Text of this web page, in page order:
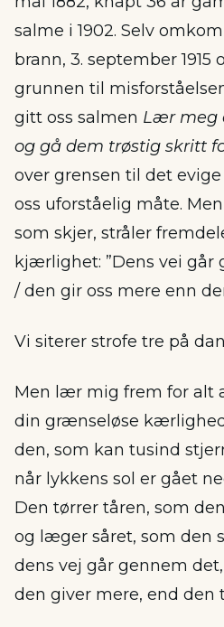
salme i 1902. Selv
brann, 3. september 1915
grunnen til
gitt oss salmen Lær meg
og gå dem trøstig skritt
over grensen til det
oss uforståelig måte.
som skjer, stråler
kjærlighet: ”Dens vei
/ den gir oss mere enn
Vi siterer strofe tre på
Men lær mig frem for alt
din grænseløse
den, som kan tusind
når lykkens sol er gået
Den tørrer tåren, som
og læger såret, som den
dens vej går gennem
den giver mere, end den